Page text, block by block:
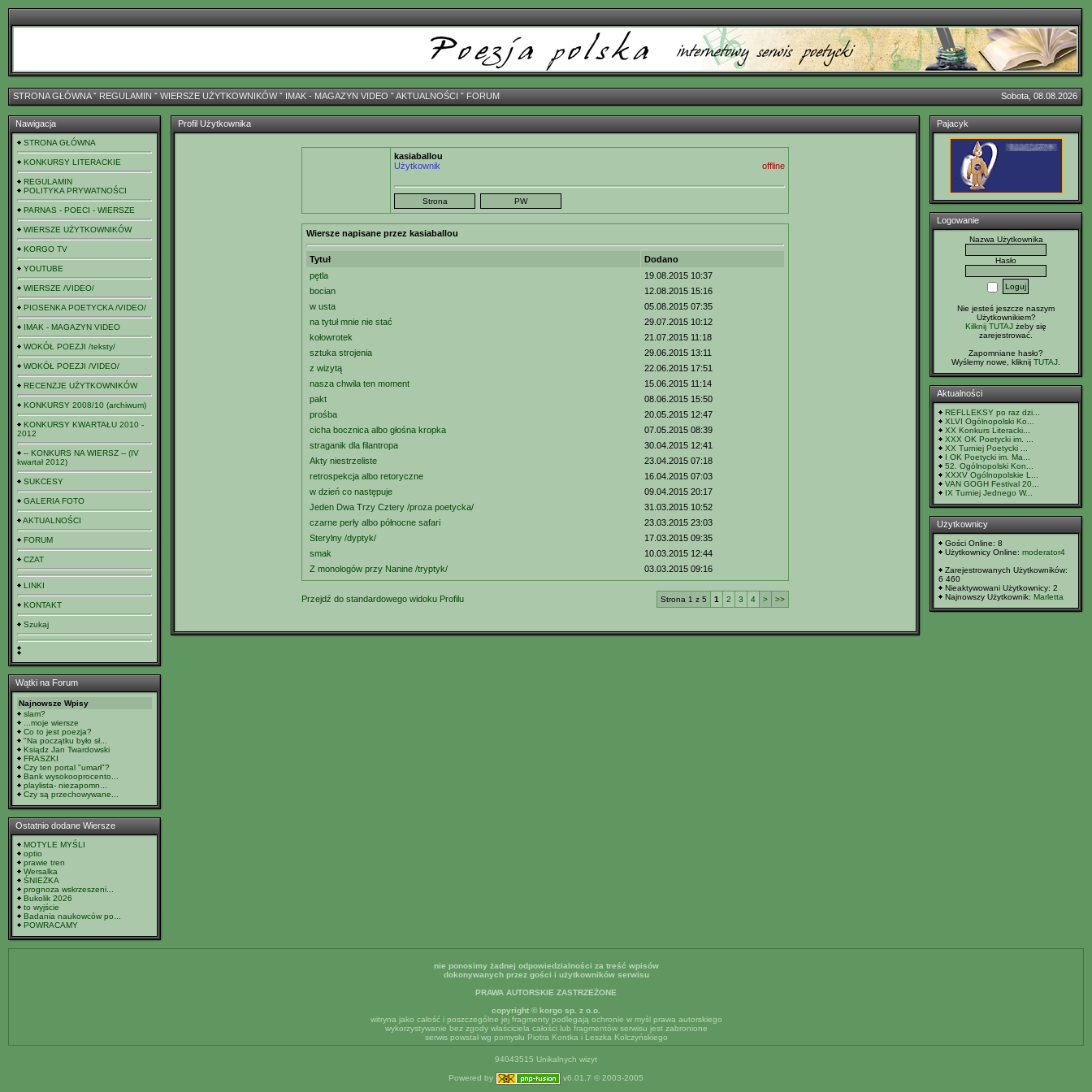
STRONA GŁÓWNAˇ REGULAMIN ˇ WIERSZE UŻYTKOWNIKÓWˇ IMAK - MAGAZYN VIDEO ˇAKTUALNOŚCI ˇ FORUM Sobota, 08.08.2026
Nawigacja
STRONA GŁÓWNA
KONKURSY LITERACKIE
REGULAMIN
POLITYKA PRYWATNOŚCI
PARNAS - POECI - WIERSZE
WIERSZE UŻYTKOWNIKÓW
KORGO TV
YOUTUBE
WIERSZE /VIDEO/
PIOSENKA POETYCKA /VIDEO/
IMAK - MAGAZYN VIDEO
WOKÓŁ POEZJI /teksty/
WOKÓŁ POEZJI /VIDEO/
RECENZJE UŻYTKOWNIKÓW
KONKURSY 2008/10 (archiwum)
KONKURSY KWARTAŁU 2010 -
2012
-- KONKURS NA WIERSZ -- (IV
kwartał 2012)
SUKCESY
GALERIA FOTO
AKTUALNOŚCI
FORUM
CZAT
LINKI
KONTAKT
Szukaj
Wątki na Forum
Najnowsze Wpisy
slam?
...moje wiersze
Co to jest poezja?
"Na początku było sł...
Ksiądz Jan Twardowski
FRASZKI
Czy ten portal "umarł"?
Bank wysokooprocento...
playlista- niezapomn...
Czy są przechowywane...
Ostatnio dodane Wiersze
MOTYLE MYŚLI
optio
prawie tren
Wersalka
ŚNIEŻKA
prognoza wskrzeszeni...
Bukolik 2026
to wyjście
Badania naukowców po...
POWRACAMY
Profil Użytkownika
kasiaballou
Użytkownik
offline
Wiersze napisane przez kasiaballou
Tytuł
Dodano
pętla
19.08.2015 10:37
bocian
12.08.2015 15:16
w usta
05.08.2015 07:35
na tytuł mnie nie stać
29.07.2015 10:12
kołowrotek
21.07.2015 11:18
sztuka strojenia
29.06.2015 13:11
z wizytą
22.06.2015 17:51
nasza chwila ten moment
15.06.2015 11:14
pakt
08.06.2015 15:50
prośba
20.05.2015 12:47
cicha bocznica albo głośna kropka
07.05.2015 08:39
straganik dla filantropa
30.04.2015 12:41
Akty niestrzeliste
23.04.2015 07:18
retrospekcja albo retoryczne
16.04.2015 07:03
w dzień co następuje
09.04.2015 20:17
Jeden Dwa Trzy Cztery /proza poetycka/
31.03.2015 10:52
czarne perły albo północne safari
23.03.2015 23:03
Sterylny /dyptyk/
17.03.2015 09:35
smak
10.03.2015 12:44
Z monologów przy Nanine /tryptyk/
03.03.2015 09:16
Przejdź do standardowego widoku Profilu Strona 1 z 5 1 2 3 4 > >>
Pajacyk
Logowanie
Nazwa Użytkownika
Hasło
Nie jesteś jeszcze naszym
Użytkownikiem?
Kilknij TUTAJ żeby się
zarejestrować.
Zapomniane hasło?
Wyślemy nowe, kliknij TUTAJ
Aktualności
REFLLEKSY po raz dzi...
XLVI Ogólnopolski Ko...
XX Konkurs Literacki...
XXX OK Poetycki im. ...
XX Turniej Poetycki ...
I OK Poetycki im. Ma...
52. Ogólnopolski Kon...
XXXV Ogólnopolskie L...
VAN GOGH Festival 20...
IX Turniej Jednego W...
Użytkownicy
Gości Online: 8
Użytkownicy Online: moderator4
Zarejestrowanych Użytkowników:
6 460
Nieaktywowani Użytkownicy: 2
Najnowszy Użytkownik: Marletta
nie ponosimy żadnej odpowiedzialności za treść wpisów
dokonywanych przez gości i użytkowników serwisu
PRAWA AUTORSKIE ZASTRZEŻONE
copyright © korgo sp. z o.o.
witryna jako całość i poszczególne jej fragmenty podlegają ochronie w myśl prawa autorskiego
wykorzystywanie bez zgody właściciela całości lub fragmentów serwisu jest zabronione
serwis powstał wg pomysłu Piotra Kontka i Leszka Kolczyńskiego
94043515 Unikalnych wizyt
Powered by v6.01.7 © 2003-2005